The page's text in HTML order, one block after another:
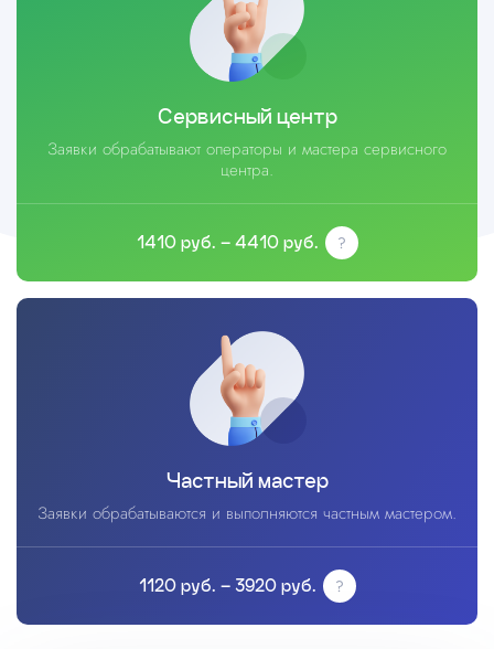
Сервисный центр
Заявки обрабатывают операторы и мастера сервисного
центра.
1410 руб. – 4410 руб.
Частный мастер
Заявки обрабатываются и выполняются частным мастером.
1120 руб. – 3920 руб.